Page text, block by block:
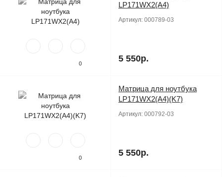
0
LP171WX2(A4)
Артикул: 000789-03
5 550р.
0
Матрица для ноутбука
LP171WX2(A4)(K7)
Артикул: 000792-03
5 550р.